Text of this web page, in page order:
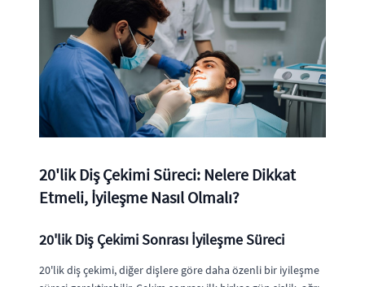
20'lik Diş Çekimi Süreci: Nelere Dikkat
Etmeli, İyileşme Nasıl Olmalı?
20'lik Diş Çekimi Sonrası İyileşme Süreci
20'likdiş çekimi, diğer dişlere göre daha özenli bir iyileşme